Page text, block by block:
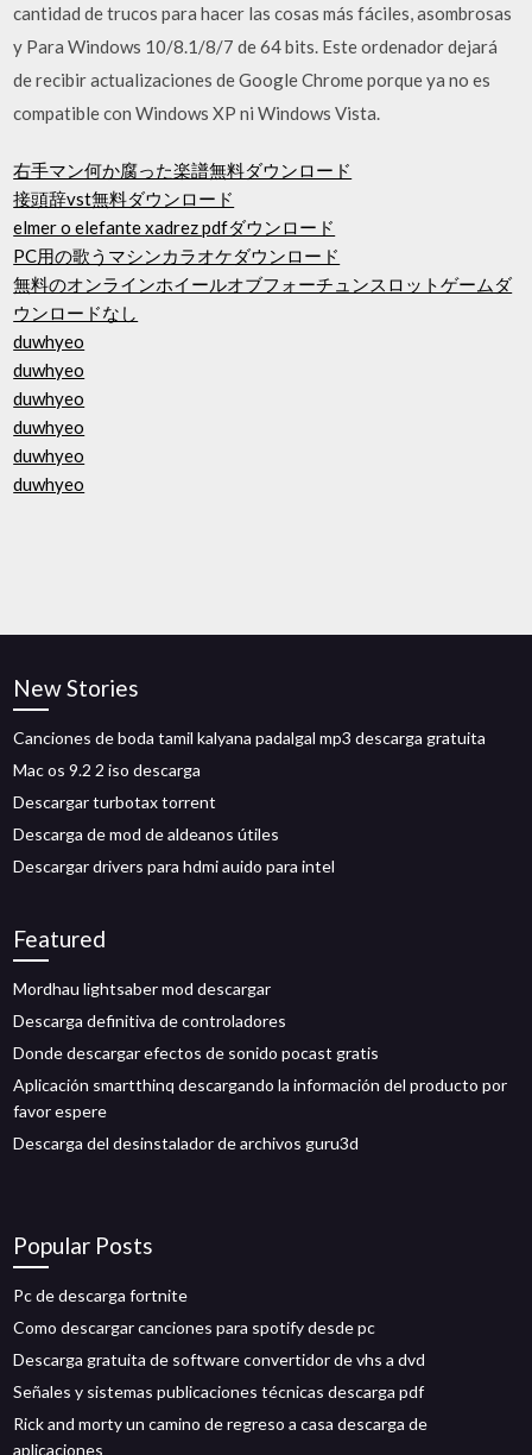
cantidad de trucos para hacer las cosas más fáciles, asombrosas
y Para Windows 10/8.1/8/7 de 64 bits. Este ordenador dejará
de recibir actualizaciones de Google Chrome porque ya no es
compatible con Windows XP ni Windows Vista.
右手マン何か腐った楽譜無料ダウンロード
接頭辞vst無料ダウンロード
elmer o elefante xadrez pdfダウンロード
PC用の歌うマシンカラオケダウンロード
無料のオンラインホイールオブフォーチュンスロットゲームダ
ウンロードなし
duwhyeo
duwhyeo
duwhyeo
duwhyeo
duwhyeo
duwhyeo
New Stories
Canciones de boda tamil kalyana padalgal mp3 descarga gratuita
Mac os 9.2 2 iso descarga
Descargar turbotax torrent
Descarga de mod de aldeanos útiles
Descargar drivers para hdmi auido para intel
Featured
Mordhau lightsaber mod descargar
Descarga definitiva de controladores
Donde descargar efectos de sonido pocast gratis
Aplicación smartthinq descargando la información del producto por
favor espere
Descarga del desinstalador de archivos guru3d
Popular Posts
Pc de descarga fortnite
Como descargar canciones para spotify desde pc
Descarga gratuita de software convertidor de vhs a dvd
Señales y sistemas publicaciones técnicas descarga pdf
Rick and morty un camino de regreso a casa descarga de
aplicaciones